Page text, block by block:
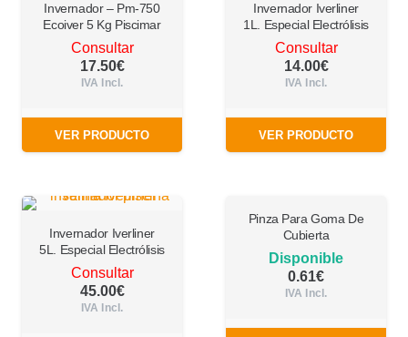
Invernador – Pm-750
Ecoiver 5 Kg Piscimar
Consultar
17.50€
IVA Incl.
VER PRODUCTO
Invernador Iverliner
1L. Especial Electrólisis
Consultar
14.00€
IVA Incl.
VER PRODUCTO
Invernador Iverliner
5L. Especial Electrólisis
Consultar
45.00€
IVA Incl.
Pinza Para Goma De
Cubierta
Disponible
0.61€
IVA Incl.